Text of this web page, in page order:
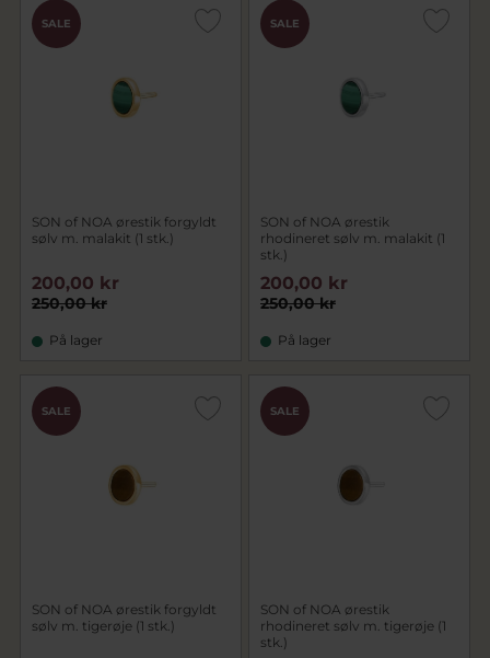
SALE
SON of NOA ørestik forgyldt
sølv m. malakit (1 stk.)
250,00 kr
200,00 kr
På lager
SALE
SON of NOA ørestik
rhodineret sølv m. malakit (1
stk.)
250,00 kr
200,00 kr
På lager
SALE
SON of NOA ørestik forgyldt
sølv m. tigerøje (1 stk.)
SALE
SON of NOA ørestik
rhodineret sølv m. tigerøje (1
stk.)